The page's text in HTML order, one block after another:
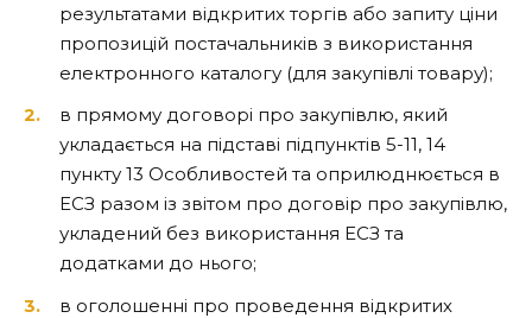
результатами відкритих торгів або запиту ціни
пропозицій постачальників з використання
електронного каталогу (для закупівлі товару);
в прямому договорі про закупівлю, який
укладається на підставі підпунктів 5-11, 14
пункту 13 Особливостей та оприлюднюється в
ЕСЗ разом із звітом про договір про закупівлю,
укладений без використання ЕСЗ та
додатками до нього;
в оголошенні про проведення відкритих